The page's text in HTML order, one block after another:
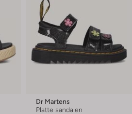
Dr Martens
Platte sandalen